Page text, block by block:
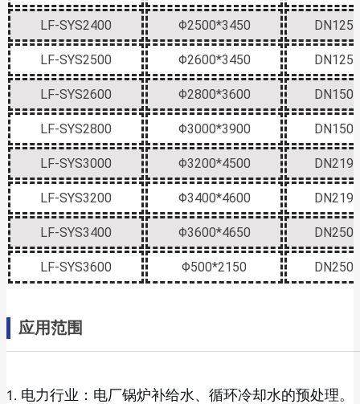
LF-SYS2400 Φ2500*3450 DN125
LF-SYS2500 Φ2600*3450 DN125
LF-SYS2600 Φ2800*3600 DN150
LF-SYS2800 Φ3000*3900 DN150
LF-SYS3000 Φ3200*4500 DN219
LF-SYS3200 Φ3400*4600 DN219
LF-SYS3400 Φ3600*4650 DN250
LF-SYS3600 Φ500*2150 DN250
应用范围
电力行业：电厂锅炉补给水、循环冷却水的预处理。